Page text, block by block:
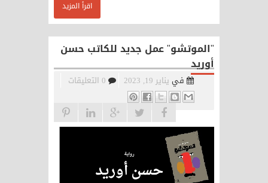
اقرأ المزيد
"الموتشو" عمل جديد للكاتب حسن
أوريد
في يناير 19, 2023 0 التعليقات